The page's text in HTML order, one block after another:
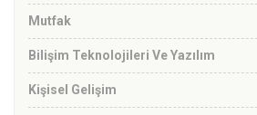
Mutfak
Bilişim Teknolojileri Ve Yazılım
Kişisel Gelişim